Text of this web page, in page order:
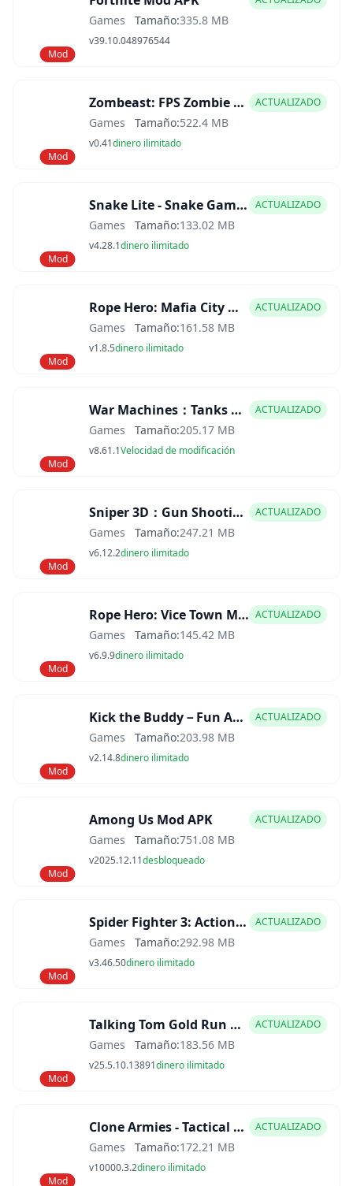
Mod
Games Tamaño:335.8 MB
v39.10.048976544
Mod
Zombeast: FPS Zombie Shooter Mod APK ACTUALIZADO
Games Tamaño:522.4 MB
v0.41dinero ilimitado
Mod
Snake Lite - Snake Game Mod APK ACTUALIZADO
Games Tamaño:133.02 MB
v4.28.1dinero ilimitado
Mod
Rope Hero: Mafia City Wars Mod APK ACTUALIZADO
Games Tamaño:161.58 MB
v1.8.5dinero ilimitado
Mod
War Machines：Tanks Battle Game Mod APK ACTUALIZADO
Games Tamaño:205.17 MB
v8.61.1Velocidad de modificación
Mod
Sniper 3D：Gun Shooting Games Mod APK ACTUALIZADO
Games Tamaño:247.21 MB
v6.12.2dinero ilimitado
Mod
Rope Hero: Vice Town Mod APK ACTUALIZADO
Games Tamaño:145.42 MB
v6.9.9dinero ilimitado
Mod
Kick the Buddy－Fun Action Game Mod APK ACTUALIZADO
Games Tamaño:203.98 MB
v2.14.8dinero ilimitado
Mod
Among Us Mod APK ACTUALIZADO
Games Tamaño:751.08 MB
v2025.12.11desbloqueado
Mod
Spider Fighter 3: Action Game Mod APK ACTUALIZADO
Games Tamaño:292.98 MB
v3.46.50dinero ilimitado
Mod
Talking Tom Gold Run Mod APK ACTUALIZADO
Games Tamaño:183.56 MB
v25.5.10.13891dinero ilimitado
Mod
Clone Armies - Tactical Game Mod APK ACTUALIZADO
Games Tamaño:172.21 MB
v10000.3.2dinero ilimitado